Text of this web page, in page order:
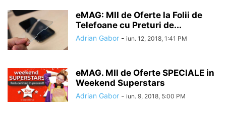
eMAG: MII de Oferte la Folii de
Telefoane cu Preturi de...
Adrian Gabor - iun. 12, 2018, 1:41 PM
eMAG. MII de Oferte SPECIALE in
Weekend Superstars
Adrian Gabor - iun. 9, 2018, 5:00 PM